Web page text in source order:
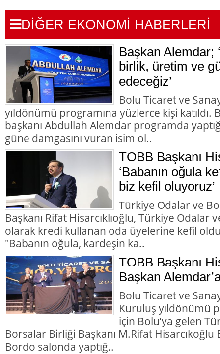
DİĞER EKONOMİ HABERLERİ
Başkan Alemdar;
birlik, üretim ve
edeceğiz’
Bolu Ticaret ve
yıldönümü programına yüzlerce kişi katıldı.
başkanı Abdullah Alemdar programda
güne damgasını vuran isim ol..
TOBB Başkanı
‘Babanın oğula
biz kefil oluyoruz’
Türkiye Odalar ve
Başkanı Rifat Hisarcıklıoğlu, Türkiye Odalar
olarak kredi kullanan oda üyelerine kefil
"Babanın oğula, kardeşin ka..
TOBB Başkanı
Başkan
Bolu Ticaret ve
Kuruluş yıldönümü
için Bolu’ya gelen
Borsalar Birliği Başkanı M.Rifat
Bordo salonda yaptığ..